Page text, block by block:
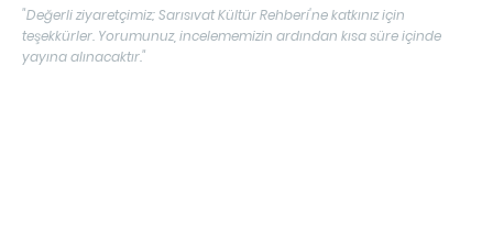
"Değerli ziyaretçimiz; Sarısıvat Kültür Rehberi'ne katkınız için
teşekkürler. Yorumunuz, incelememizin ardından kısa süre içinde
yayına alınacaktır."